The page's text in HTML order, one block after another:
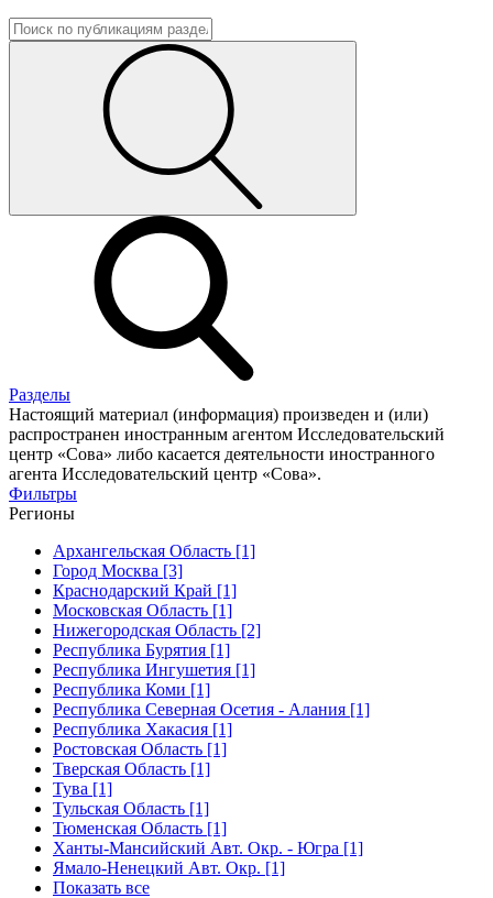
Разделы
Настоящий материал (информация) произведен и (или)
распространен иностранным агентом Исследовательский
центр «Сова» либо касается деятельности иностранного
агента Исследовательский центр «Сова».
Фильтры
Регионы
Архангельская Область [1]
Город Москва [3]
Краснодарский Край [1]
Московская Область [1]
Нижегородская Область [2]
Республика Бурятия [1]
Республика Ингушетия [1]
Республика Коми [1]
Республика Северная Осетия - Алания [1]
Республика Хакасия [1]
Ростовская Область [1]
Тверская Область [1]
Тува [1]
Тульская Область [1]
Тюменская Область [1]
Ханты-Мансийский Авт. Окр. - Югра [1]
Ямало-Ненецкий Авт. Окр. [1]
Показать все